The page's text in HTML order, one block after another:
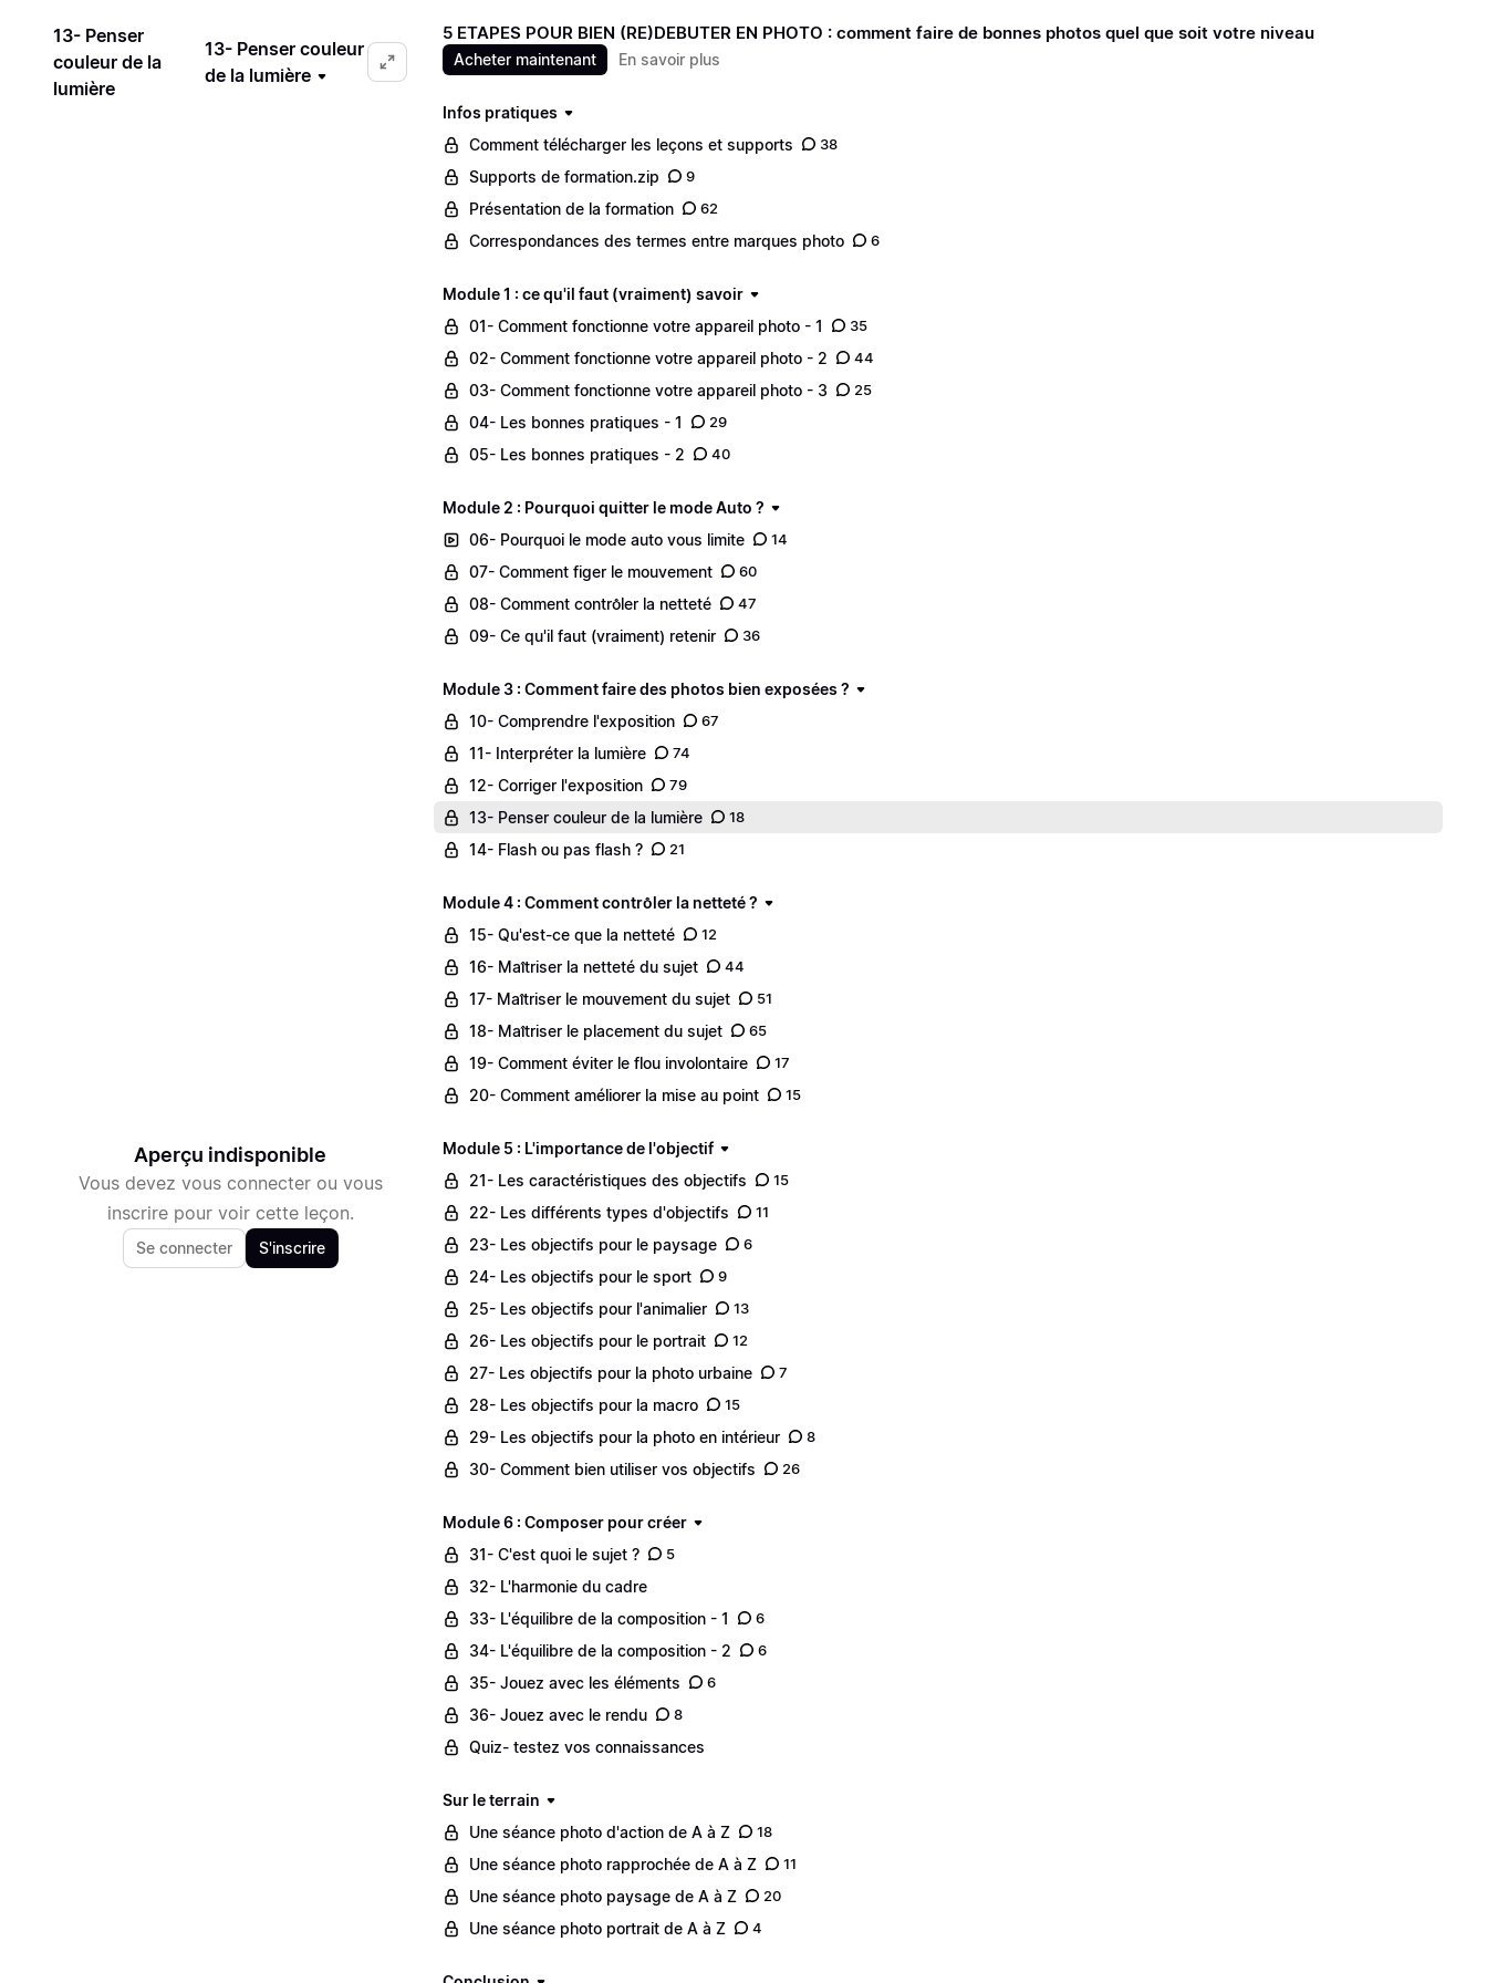
13- Penser
couleur de la
lumière
13- Penser couleur
de la lumière
Aperçu indisponible
Vous devez vous connecter ou vous
inscrire pour voir cette leçon.
Se connecter S'inscrire
5 ETAPES POUR BIEN (RE)DEBUTER EN PHOTO : comment faire de bonnes photos quel que soit votre niveau
Acheter maintenant En savoir plus
Infos pratiques
Comment télécharger les leçons et supports
38
Supports de formation.zip 9
Présentation de la formation 62
Correspondances des termes entre marques photo 6
Module 1 : ce qu'il faut (vraiment) savoir
01- Comment fonctionne votre appareil photo - 1
35
02- Comment fonctionne votre appareil photo - 2 44
03- Comment fonctionne votre appareil photo - 3 25
04- Les bonnes pratiques - 1 29
05- Les bonnes pratiques - 2 40
Module 2 : Pourquoi quitter le mode Auto ?
06- Pourquoi le mode auto vous limite
14
07- Comment figer le mouvement 60
08- Comment contrôler la netteté 47
09- Ce qu'il faut (vraiment) retenir 36
Module 3 : Comment faire des photos bien exposées ?
10- Comprendre l'exposition
67
11- Interpréter la lumière 74
12- Corriger l'exposition 79
13- Penser couleur de la lumière 18
14- Flash ou pas flash ? 21
Module 4 : Comment contrôler la netteté ?
15- Qu'est-ce que la netteté
12
16- Maîtriser la netteté du sujet 44
17- Maîtriser le mouvement du sujet 51
18- Maîtriser le placement du sujet 65
19- Comment éviter le flou involontaire 17
20- Comment améliorer la mise au point 15
Module 5 : L'importance de l'objectif
21- Les caractéristiques des objectifs
15
22- Les différents types d'objectifs 11
23- Les objectifs pour le paysage 6
24- Les objectifs pour le sport 9
25- Les objectifs pour l'animalier 13
26- Les objectifs pour le portrait 12
27- Les objectifs pour la photo urbaine 7
28- Les objectifs pour la macro 15
29- Les objectifs pour la photo en intérieur 8
30- Comment bien utiliser vos objectifs 26
Module 6 : Composer pour créer
31- C'est quoi le sujet ?
5
32- L'harmonie du cadre
33- L'équilibre de la composition - 1
6
34- L'équilibre de la composition - 2 6
35- Jouez avec les éléments 6
36- Jouez avec le rendu 8
Quiz- testez vos connaissances
Sur le terrain
Une séance photo d'action de A à Z
18
Une séance photo rapprochée de A à Z 11
Une séance photo paysage de A à Z 20
Une séance photo portrait de A à Z 4